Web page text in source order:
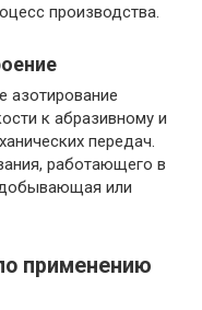
производства.
азотирование
к абразивному и
передач.
работающего в
или
применению